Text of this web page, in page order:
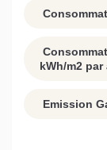
kWh/m2 par
Emission